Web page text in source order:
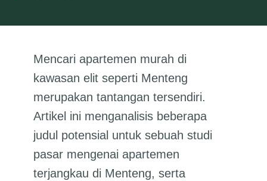
Mencari apartemen murah di
kawasan elit seperti Menteng
merupakan tantangan tersendiri.
Artikel ini menganalisis beberapa
judul potensial untuk sebuah studi
pasar mengenai apartemen
terjangkau di Menteng, serta